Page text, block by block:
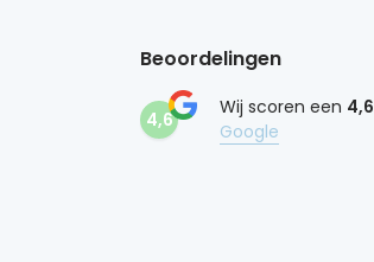
Beoordelingen
4,6
Wij scoren een 4,6
Google